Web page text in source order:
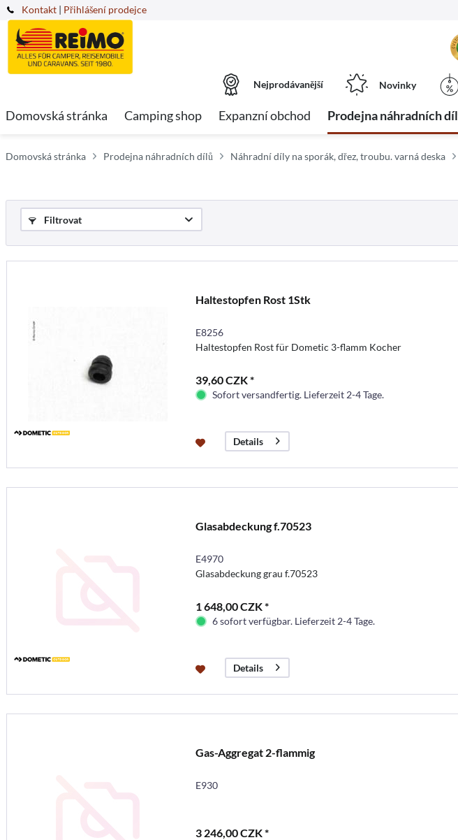
Kontakt | Přihlášení prodejce
Nejprodávanější Novinky
Domovská stránka Camping shop Expanzní obchod Prodejna náhradních
Domovská stránka Prodejna náhradních dílů Náhradní díly na sporák, dřez, troubu. varná deska
Filtrovat
Haltestopfen Rost 1Stk
E8256
Haltestopfen Rost für Dometic 3-flamm Kocher
39,60 CZK *
Sofort versandfertig. Lieferzeit 2-4 Tage.
Details
Glasabdeckung f.70523
E4970
Glasabdeckung grau f.70523
1 648,00 CZK *
6 sofort verfügbar. Lieferzeit 2-4 Tage.
Details
Gas-Aggregat 2-flammig
E930
3 246,00 CZK *